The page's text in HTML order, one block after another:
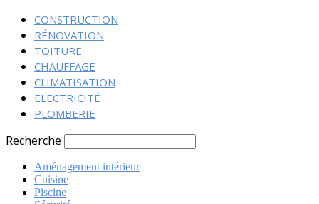
CONSTRUCTION
RÉNOVATION
TOITURE
CHAUFFAGE
CLIMATISATION
ELECTRICITÉ
PLOMBERIE
Recherche
Aménagement intérieur
Cuisine
Piscine